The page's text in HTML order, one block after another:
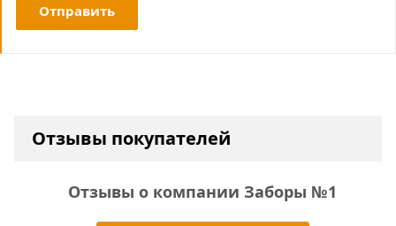
Отправить
Отзывы покупателей
Отзывы о компании Заборы №1